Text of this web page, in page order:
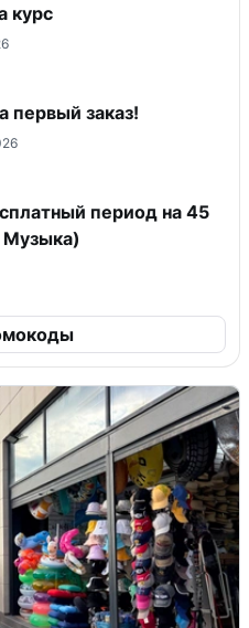
курс
первый заказ!
период на 45
Музыка)